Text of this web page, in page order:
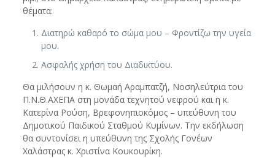
θέματα:
Διατηρώ καθαρό το σώμα μου – Φροντίζω την υγεία
μου.
Ασφαλής χρήση του Διαδικτύου.
Θα μιλήσουν η κ. Θωμαή Αραμπατζή, Νοσηλεύτρια του
Π.Ν.Θ.ΑΧΕΠΑ στη μονάδα τεχνητού νεφρού και η κ.
Κατερίνα Ρούση, Βρεφονηπιοκόμος – υπεύθυνη του
Δημοτικού Παιδικού Σταθμού Κυμίνων. Την εκδήλωση
θα συντονίσει η υπεύθυνη της Σχολής Γονέων
Χαλάστρας κ. Χριστίνα Κουκουρίκη.